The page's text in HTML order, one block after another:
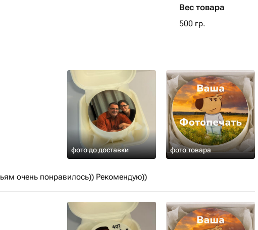
Вес товара
500 гр.
фото до доставки фото товара
очень понравилось)) Рекомендую))